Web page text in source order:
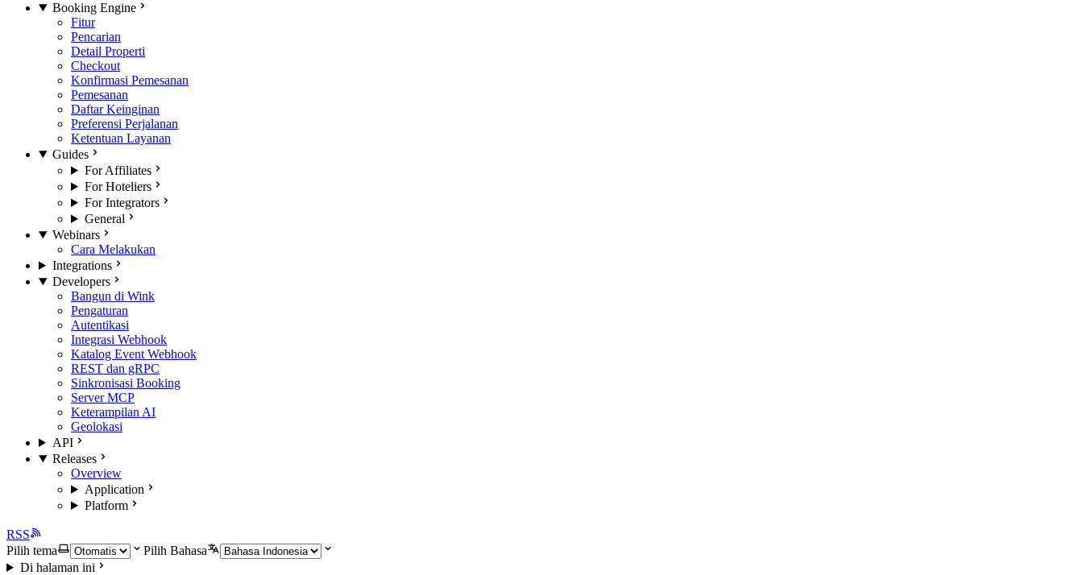
Booking Engine
Fitur
Pencarian
Detail Properti
Checkout
Konfirmasi Pemesanan
Pemesanan
Daftar Keinginan
Preferensi Perjalanan
Ketentuan Layanan
Guides
For Affiliates
For Hoteliers
For Integrators
General
Webinars
Cara Melakukan
Integrations
Developers
Bangun di Wink
Pengaturan
Autentikasi
Integrasi Webhook
Katalog Event Webhook
REST dan gRPC
Sinkronisasi Booking
Server MCP
Keterampilan AI
Geolokasi
API
Releases
Overview
Application
Platform
RSS
Pilih tema
Pilih Bahasa
Di halaman ini